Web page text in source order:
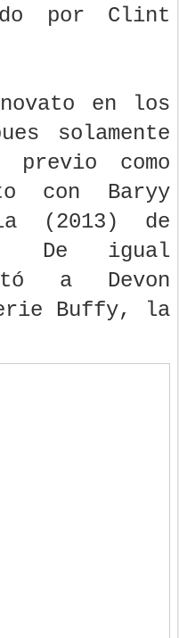
por Clint
en los
solamente
como
con Baryy
(2013) de
De igual
a Devon
Buffy, la